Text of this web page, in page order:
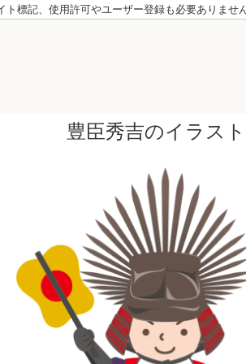
標記、使用許可やユーザー登録も必要ありませ
豊臣秀吉のイラスト